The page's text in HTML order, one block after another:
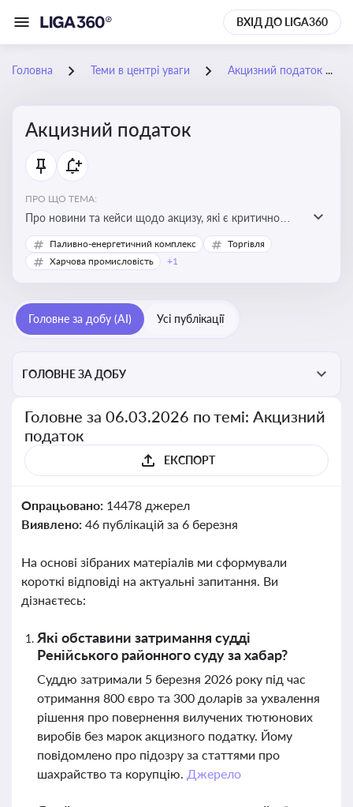
ВХІД ДО LIGA360
Головна Теми в центрі уваги Акцизний податок
Акцизний податок
ПРО ЩО ТЕМА:
Про новини та кейси щодо акцизу, які є критично
важливим для підприємств, які імпортують,
виробляють або реалізують підакцизну продукцію, з
Паливно-енергетичний комплекс
Торгівля
Харчова промисловість
+1
Головне за добу (AI) Усі публікації
ГОЛОВНЕ ЗА ДОБУ
Головне за 06.03.2026 по темі: Акцизний
податок
ЕКСПОРТ
Опрацьовано: 14478 джерел
Виявлено: 46 публікацій за 6 березня
На основі зібраних матеріалів ми сформували
короткі відповіді на актуальні запитання. Ви
дізнаєтесь:
Які обставини затримання судді
Ренійського районного суду за хабар?
Суддю затримали 5 березня 2026 року під час
отримання 800 євро та 300 доларів за ухвалення
рішення про повернення вилучених тютюнових
виробів без марок акцизного податку. Йому
повідомлено про підозру за статтями про
шахрайство та корупцію. Джерело